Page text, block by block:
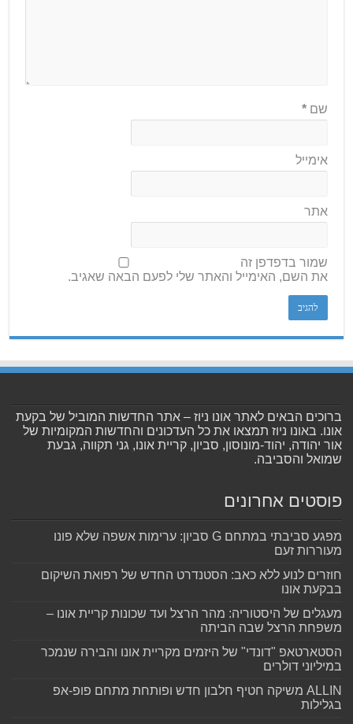
שם*
אימייל
אתר
שמור בדפדפן זה
את השם, האימייל והאתר שלי לפעם הבאה שאגיב.
ברוכים הבאים לאתר אונו ניוז – אתר החדשות המוביל של בקעת
אונו. באונו ניוז תמצאו את כל העדכונים והחדשות המקומיות של
אור יהודה, יהוד-מונוסון, סביון, קריית אונו, גני תקווה, גבעת
שמואל והסביבה.
פוסטים אחרונים
מפגע סביבתי במתחם G סביון: ערימות אשפה שלא פונו
מעוררות זעם
חוזרים לנוע ללא כאב: הסטנדרט החדש של רפואת השיקום
בבקעת אונו
מעגלים של היסטוריה: מהר הרצל ועד שכונות קריית אונו –
משפחת הרצל שבה הביתה
הסטארטאפ "דונדי" של היזמים מקריית אונו והבירה שנמכר
במיליוני דולרים
ALLIN משיקה חטיף חלבון חדש ופותחת מתחם פופ-אפ
בגלילות